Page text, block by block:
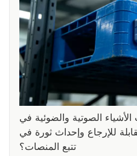
الصوتية والضوئية في
للإرجاع وإحداث ثورة في
تتبع المنصات؟